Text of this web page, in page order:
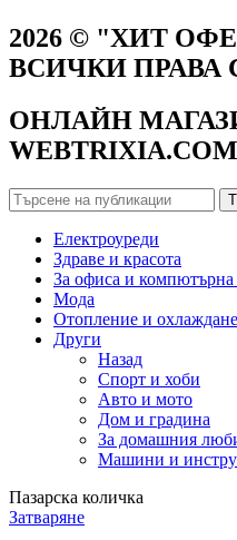
2026 © "ХИТ
ВСИЧКИ ПРАВА
ОНЛАЙН
WEBTRIXIA.COM
Електроуреди
Здраве и красота
За офиса и
Мода
Отопление и охлаждане
Други
Назад
Спорт и хоби
Авто и мото
Дом и градина
За домашния
Машини и
Пазарска количка
Затваряне